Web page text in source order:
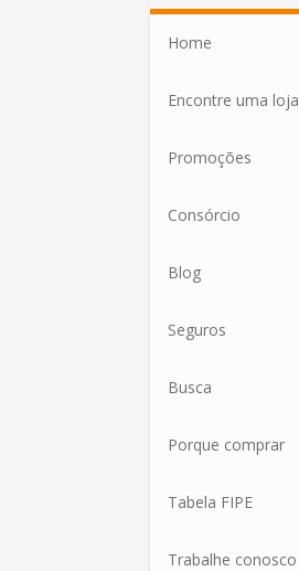
Home
Encontre uma loja
Promoções
Consórcio
Blog
Seguros
Busca
Porque comprar
Tabela FIPE
Trabalhe conosco